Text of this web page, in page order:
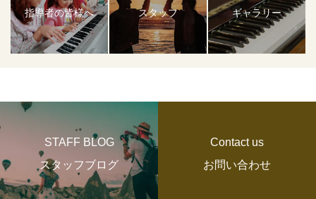
指導者の皆様へ スタッフ ギャラリー
STAFF BLOG
スタッフブログ
Contact us
お問い合わせ